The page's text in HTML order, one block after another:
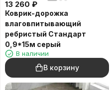
13 260 ₽
Коврик-дорожка
влаговпитывающий
ребристый Cтандарт
0,9*15м серый
В наличии
В корзину